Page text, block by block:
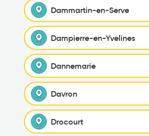
Dammartin-en-Serve
Dampierre-en-Yvelines
Dannemarie
Davron
Drocourt